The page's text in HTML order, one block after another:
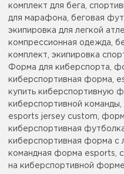
комплект для бега,
для марафона, беговая
экипировка для легкой
компрессионная одежда,
комплект, экипировка
Форма для киберспорта,
киберспортивная форма,
купить киберспортивную
киберспортивной
esports jersey custom,
киберспортивная
киберспортивная форма с
командная форма esports,
на киберспортивной